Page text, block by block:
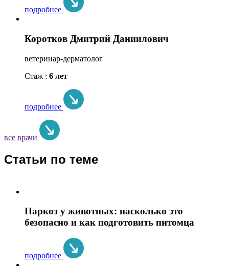
подробнее
Коротков Дмитрий Даниилович
ветеринар-дерматолог
Стаж : 6 лет
подробнее
все врачи
Статьи по теме
Наркоз у животных: насколько это
безопасно и как подготовить питомца
подробнее